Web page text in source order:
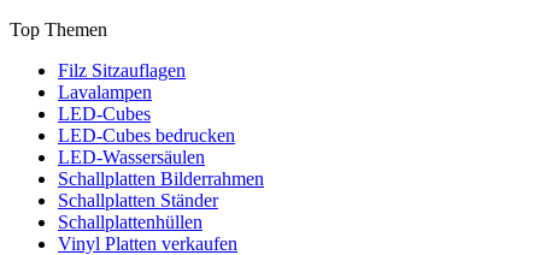
Top Themen
Filz Sitzauflagen
Lavalampen
LED-Cubes
LED-Cubes bedrucken
LED-Wassersäulen
Schallplatten Bilderrahmen
Schallplatten Ständer
Schallplattenhüllen
Vinyl Platten verkaufen